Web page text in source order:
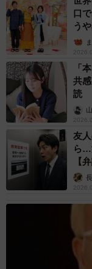
口
う
ん】
「
共
読
友
ら…
【